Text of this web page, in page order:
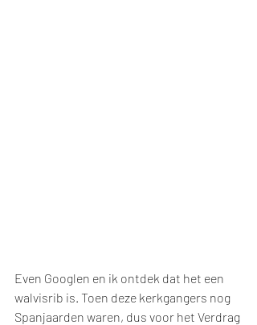
Even Googlen en ik ontdek dat het een
walvisrib is. Toen deze kerkgangers nog
Spanjaarden waren, dus voor het Verdrag